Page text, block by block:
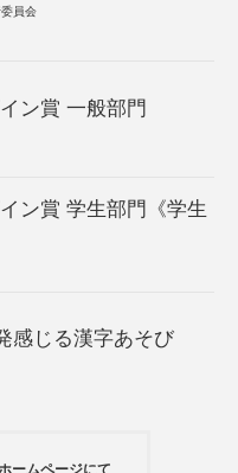
員会
ン賞 一般部門
ン賞 学生部門《学生
感じる漢字あそび
ームページにて